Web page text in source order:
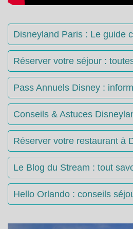
Disneyland Paris : Le guide
Réserver votre séjour :
Pass Annuels Disney :
Conseils & Astuces
Réserver votre restaurant à
Le Blog du Stream : tout
Hello Orlando : conseils